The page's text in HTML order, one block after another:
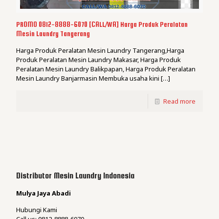
PROMO 0812-8888-6070 [CALL/WA] Harga Produk Peralatan
Mesin Laundry Tangerang
Harga Produk Peralatan Mesin Laundry Tangerang,Harga
Produk Peralatan Mesin Laundry Makasar, Harga Produk
Peralatan Mesin Laundry Balikpapan, Harga Produk Peralatan
Mesin Laundry Banjarmasin Membuka usaha kini […]
Read more
Distributor Mesin Laundry Indonesia
Mulya Jaya Abadi
Hubungi Kami